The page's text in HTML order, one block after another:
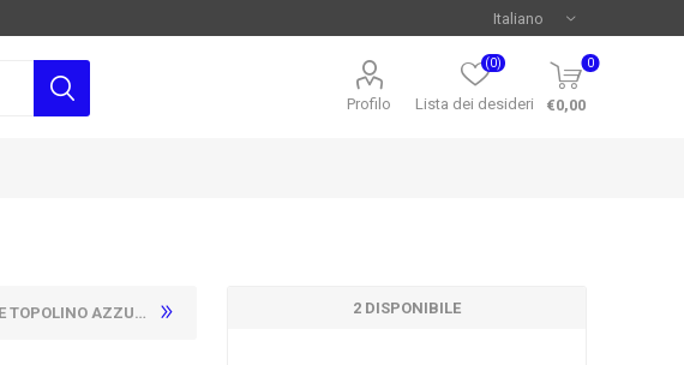
Profilo Lista dei desideri
(0) 0
€0,00
AZZURRO 2 DISPONIBILE